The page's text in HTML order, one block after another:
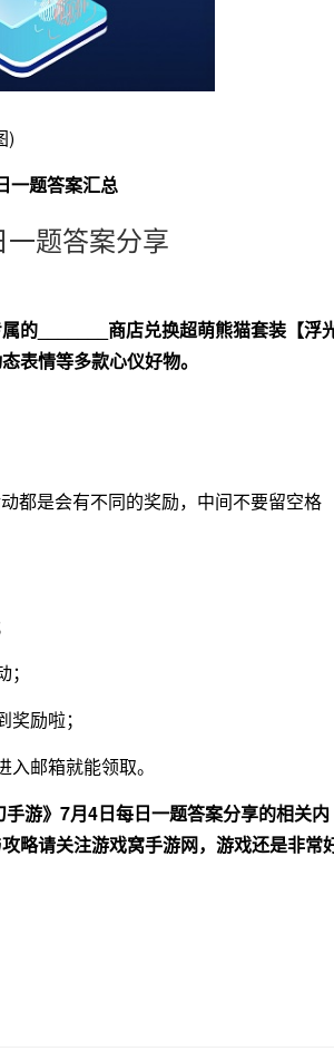
)
一题答案汇总
题答案分享
的_______商店兑换超萌熊猫套装【浮
表情等多款心仪好物。
都是会有不同的奖励，中间不要留空格
励啦；
邮箱就能领取。
游》7月4日每日一题答案分享的相关内
略请关注游戏窝手游网，游戏还是非常